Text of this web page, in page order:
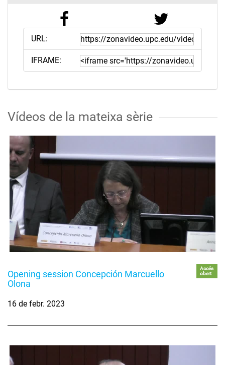
URL:
IFRAME:
Vídeos de la mateixa sèrie
Opening session Concepción Marcuello
Olona
Accés
obert
16 de febr. 2023